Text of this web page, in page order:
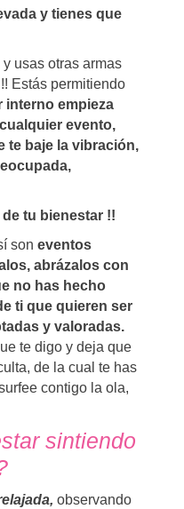
y tienes que
usas otras armas
Estás permitiendo
interno empieza
evento,
te baje la vibración,
tu bienestar !!
son eventos
abrázalos con
no has hecho
ti que quieren ser
y valoradas.
te digo y deja que
de la cual te has
contigo la ola,
sintiendo
observando